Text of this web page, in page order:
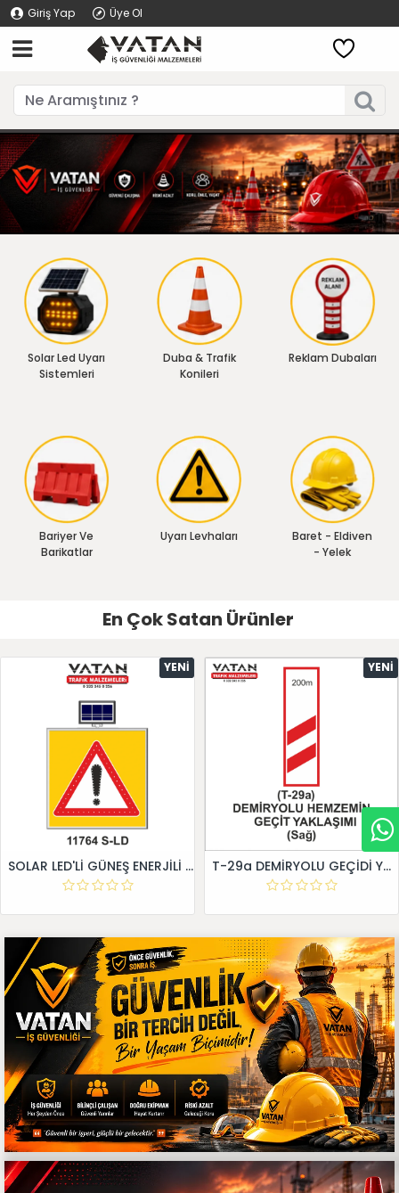
Giriş Yap Üye Ol
Solar Led Uyarı
Sistemleri
Duba & Trafik
Konileri
Reklam Dubaları
Bariyer Ve
Barikatlar
Uyarı Levhaları
Baret - Eldiven
- Yelek
En Çok Satan Ürünler
YENI
SOLAR LED'Lİ GÜNEŞ ENERJİLİ LEVHA
YENI
T-29a DEMİRYOLU GEÇİDİ YAKLAŞIM LEVHALARI (Sağ)